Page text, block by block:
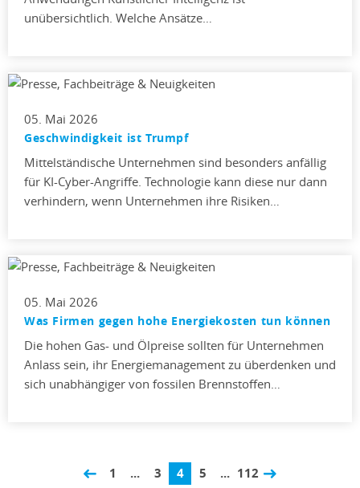
unübersichtlich. Welche Ansätze…
05. Mai 2026
Geschwindigkeit ist Trumpf
Mittelständische Unternehmen sind besonders anfällig
für KI-Cyber-Angriffe. Technologie kann diese nur dann
verhindern, wenn Unternehmen ihre Risiken…
05. Mai 2026
Was Firmen gegen hohe Energiekosten tun können
Die hohen Gas- und Ölpreise sollten für Unternehmen
Anlass sein, ihr Energiemanagement zu überdenken und
sich unabhängiger von fossilen Brennstoffen…
1 ... 3 4 5 ... 112